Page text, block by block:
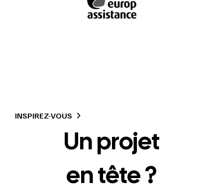
INSPIREZ-VOUS
Un projet
en tête ?